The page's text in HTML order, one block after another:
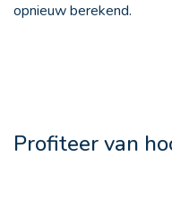
opnieuw berekend.
Profiteer van